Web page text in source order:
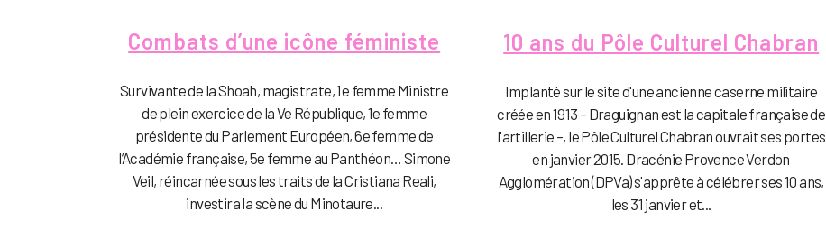
Combats d’une icône féministe
Survivante de la Shoah, magistrate, 1e femme Ministre
de plein exercice de la Ve République, 1e femme
présidente du Parlement Européen, 6e femme de
l’Académie française, 5e femme au Panthéon… Simone
Veil, réincarnée sous les traits de la Cristiana Reali,
investira la scène du Minotaure...
10 ans du Pôle Culturel Chabran
Implanté sur le site d'une ancienne caserne militaire
créée en 1913 – Draguignan est la capitale française de
l'artillerie –, le Pôle Culturel Chabran ouvrait ses portes
en janvier 2015. Dracénie Provence Verdon
Agglomération (DPVa) s'apprête à célébrer ses 10 ans,
les 31 janvier et...